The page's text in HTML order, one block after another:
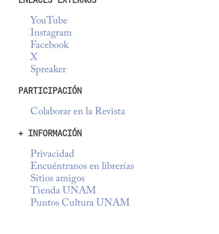
YouTube
Instagram
Facebook
X
Spreaker
PARTICIPACIÓN
Colaborar en la Revista
+ INFORMACIÓN
Privacidad
Encuéntranos en librerías
Sitios amigos
Tienda UNAM
Puntos Cultura UNAM